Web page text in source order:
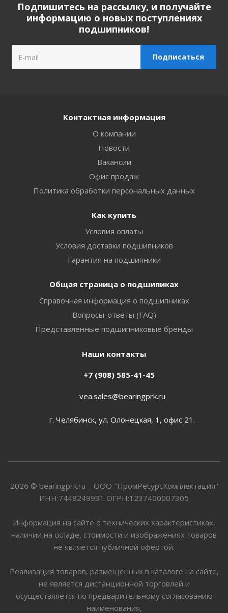
Подпишитесь на рассылку, и получайте
информацию о новых поступлениях
подшипников!
Контактная информация
О компании
Новости
Вакансии
Офис продаж
Политика обработки персональных данных
Как купить
Условия оплаты
Условия доставки подшипников
Гарантия на подшипники
Общая страница о подшипиках
Справочная информация о подшипниках
Вопросы-ответы (FAQ)
Представленные подшипниковые бренды
Наши контакты
+7 (908) 585-41-45
vea.sales@bearingprk.ru
г. Челябинск, ул. Олонецкая, 1, офис 21.
2026 © bearingprk.ru – ООО "ПромРесурсКомплектация"
ИНН:7448249931 ОГРН:1237400007305
Информация на сайте о технических характеристиках,
наличии на складе, стоимости и изображениях товаров
не является публичной офертой.
Реализация товаров, размещенных в каталоге на сайте,
не является дистанционной торговлей и
осуществляется по предварительному согласованию
наименования,